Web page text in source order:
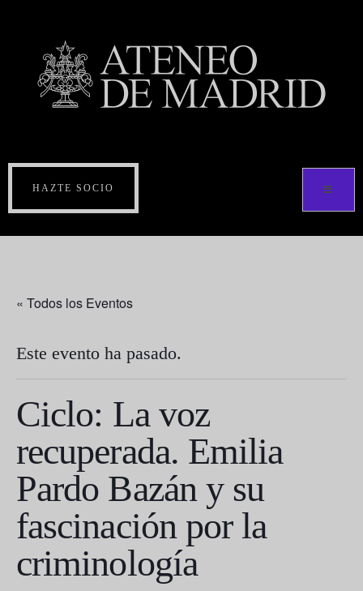
HAZTE SOCIO
« Todos los Eventos
Este evento ha pasado.
Ciclo: La voz
recuperada. Emilia
Pardo Bazán y su
fascinación por la
criminología